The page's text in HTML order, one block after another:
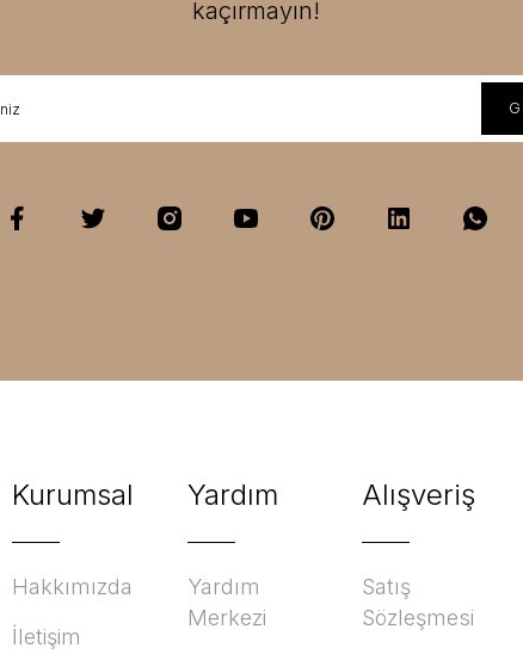
kaçırmayın!
Kurumsal
Hakkımızda
İletişim
Yardım
Yardım
Merkezi
Alışveriş
Satış
Sözleşmesi